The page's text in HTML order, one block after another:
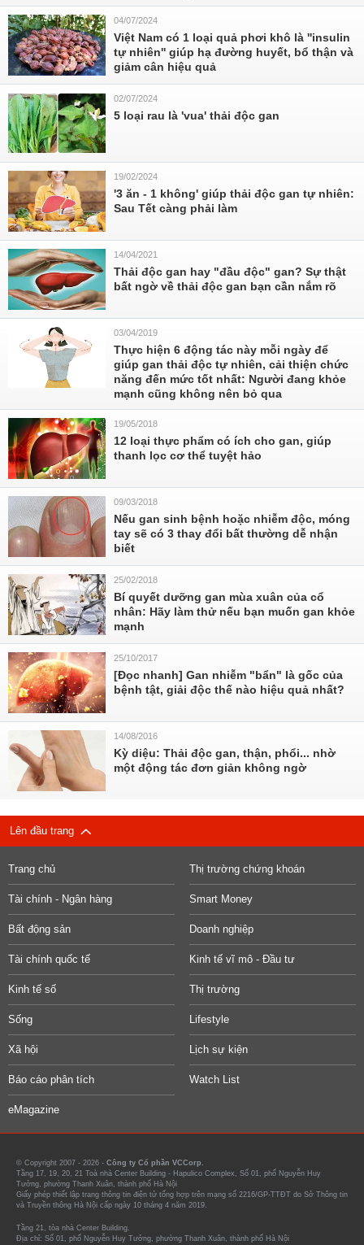
04/07/2024
Việt Nam có 1 loại quả phơi khô là ''insulin
tự nhiên'' giúp hạ đường huyết, bổ thận và
giảm cân hiệu quả
02/07/2024
5 loại rau là 'vua' thải độc gan
19/02/2024
'3 ăn - 1 không' giúp thải độc gan tự nhiên:
Sau Tết càng phải làm
14/04/2021
Thải độc gan hay "đầu độc" gan? Sự thật
bất ngờ về thải độc gan bạn cần nắm rõ
03/04/2019
Thực hiện 6 động tác này mỗi ngày để
giúp gan thải độc tự nhiên, cải thiện chức
năng đến mức tốt nhất: Người đang khỏe
mạnh cũng không nên bỏ qua
19/05/2018
12 loại thực phẩm có ích cho gan, giúp
thanh lọc cơ thể tuyệt hảo
09/03/2018
Nếu gan sinh bệnh hoặc nhiễm độc, móng
tay sẽ có 3 thay đổi bất thường dễ nhận
biết
25/02/2018
Bí quyết dưỡng gan mùa xuân của cổ
nhân: Hãy làm thử nếu bạn muốn gan khỏe
mạnh
25/10/2017
[Đọc nhanh] Gan nhiễm "bẩn" là gốc của
bệnh tật, giải độc thế nào hiệu quả nhất?
14/08/2016
Kỳ diệu: Thải độc gan, thận, phổi... nhờ
một động tác đơn giản không ngờ
Lên đầu trang
Trang chủ Thị trường chứng khoán
Tài chính - Ngân hàng Smart Money
Bất động sản Doanh nghiệp
Tài chính quốc tế Kinh tế vĩ mô - Đầu tư
Kinh tế số Thị trường
Sống Lifestyle
Xã hội Lịch sự kiện
Báo cáo phân tích Watch List
eMagazine
© Copyright 2007 - 2026 - Công ty Cổ phần VCCorp.
Tầng 17, 19, 20, 21 Toà nhà Center Building - Hapulico Complex, Số 01, phố Nguyễn Huy
Tưởng, phường Thanh Xuân, thành phố Hà Nội
Giấy phép thiết lập trang thông tin điện tử tổng hợp trên mạng số 2216/GP-TTĐT do Sở Thông tin
và Truyền thông Hà Nội cấp ngày 10 tháng 4 năm 2019.
Tầng 21, tòa nhà Center Building.
Địa chỉ: Số 01, phố Nguyễn Huy Tưởng, phường Thanh Xuân, thành phố Hà Nội